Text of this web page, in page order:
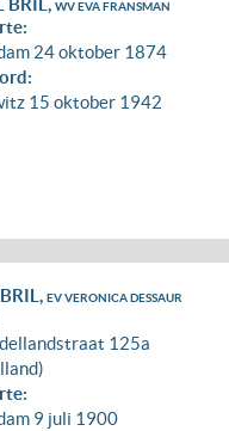
WV EVA FRANSMAN
24 oktober 1874
15 oktober 1942
EV VERONICA DESSAUR
125a
9 juli 1900